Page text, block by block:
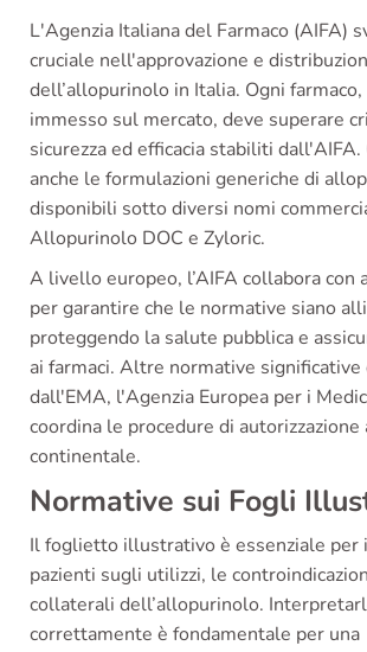
L'Agenzia Italiana del Farmaco (AIFA)
cruciale nell'approvazione e
dell’allopurinolo in Italia. Ogni
immesso sul mercato, deve superare
sicurezza ed efficacia stabiliti dall'AIFA.
anche le formulazioni generiche di
disponibili sotto diversi nomi
Allopurinolo DOC e Zyloric.
A livello europeo, l’AIFA collabora con
per garantire che le normative siano
proteggendo la salute pubblica e
ai farmaci. Altre normative significative
dall'EMA, l'Agenzia Europea per i
coordina le procedure di
continentale.
Normative sui Fogli
Il foglietto illustrativo è essenziale per
pazienti sugli utilizzi, le
collaterali dell’allopurinolo.
correttamente è fondamentale per una